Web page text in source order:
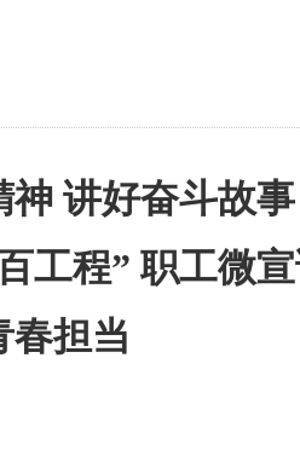
神 讲好奋斗故
工程” 职工微
春担当